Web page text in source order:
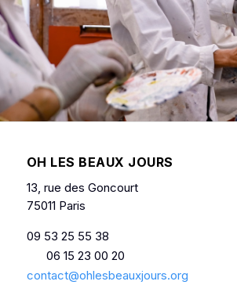
OH LES BEAUX JOURS
13, rue des Goncourt
75011 Paris
09 53 25 55 38
06 15 23 00 20
contact@ohlesbeauxjours.org